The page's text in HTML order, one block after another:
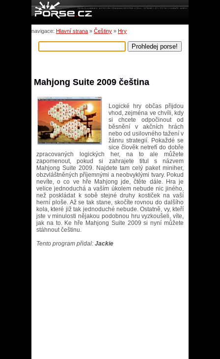
navigace: Hlavní strana » Češtiny » Hry
Mahjong Suite 2009 čeština
Logické hry občas přijdou
vhod, zejména ve chvíli, kdy
si chcete odpočinout od
běsnění v akčních hrách
nebo od usilovného tažení v
žánru strategií. Pokaždé se
sice člověk netrefí do dobře
zpracovaných logických her, na to ale můžete
zapomenout, pokud si zahrajete titul s názvem
Mahjong Suite 2009. Najdete tam celý paket miniher,
obzvláštněných příjemnými a neobvyklými tvary. Pokud
nevíte, o co ve hře Mahjong jde, čtěte dále. Hra je
velice jednoduchá a vaším úkolem nebude nic jiného,
než poskládat k sobě stejné druhy kostiček na vaší
herní ploše. Až se tak stane, skočíte rovnou do dalšího
kola, které již tak jednoduché nebude. Ostatně, vy, kteří
jste v minulosti nějakou podobnou hru vyzkoušeli, víte,
jak na to. Ke hře Mahjong Suite 2009 si nyní můžete
stáhnout češtinu.
Tento program přidal: Jackie